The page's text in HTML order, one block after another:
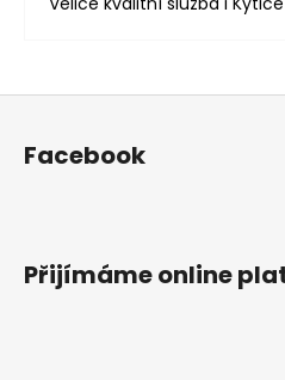
Z
Facebook
Přijímáme online